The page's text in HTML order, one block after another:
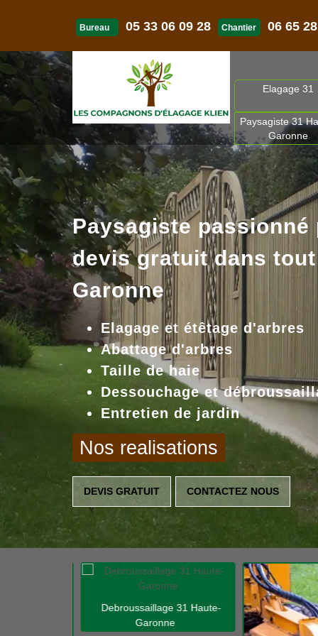
Bureau 05 33 06 09 28 Chantier 06 65
Elagage 31
Paysagiste 31
Garonne
Paysagiste passionné
devis gratuit dans tout
Garonne
Elagage et étêtage d'arbres
Abattage d'arbres
Taille de haie
Dessouchage et
Entretien de jardin
Nos realisations
DEVIS GRATUIT CONTACTEZ NOUS
Debroussaillage 31 Haute-
Garonne